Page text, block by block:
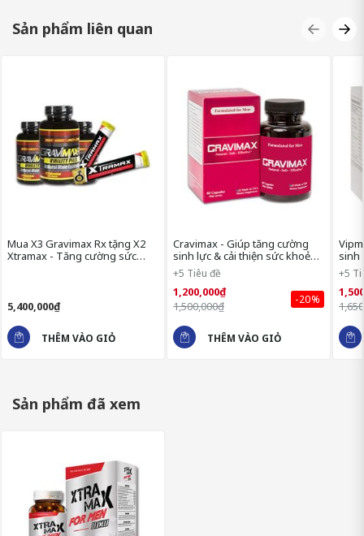
nhiên và công nghệ hiện đại, nhằm cải thiện chức năng sinh
lý và sức khỏe tổng thể cho nam giới.
THÔNG TIN VỀ NHÀ SẢN XUẤT XTRAMAX
FOR MEN
Sản xuất bởi Công ty Cổ phần BIGFA, Khu công nghiệp
Nhà máy đạt tiêu chuẩn GMP, ISO 22000:2018 và ISO
9001:2015.
Sản phẩm được sản xuất với công nghệ hiện đại, kết hợp
giữa dược liệu truyền thống và công nghệ tiên tiến.​
Sản phẩm liên quan
Mua X3 Gravimax Rx tặng X2
Xtramax - Tăng cường sức
5,400,000₫
THÊM VÀO GIỎ
Cravimax - Giúp tăng cường
sinh lực & cải thiện sức khoẻ
sinh lý
+5 Tiêu đề
1,200,000₫
1,500,000₫
-20%
THÊM VÀO GIỎ
sinh
+5
Sản phẩm đã xem